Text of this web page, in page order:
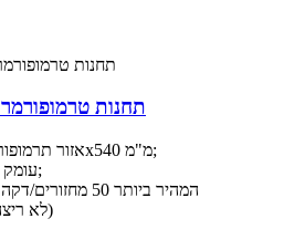
MFC7254 3 תחנות טרמופורמר
אזור תרמופורמינג בגודל 1.720x540 מ"מ;
2. עומק מרבי 120 מ"מ;
PET/PS.(לא ריצה יבשה)